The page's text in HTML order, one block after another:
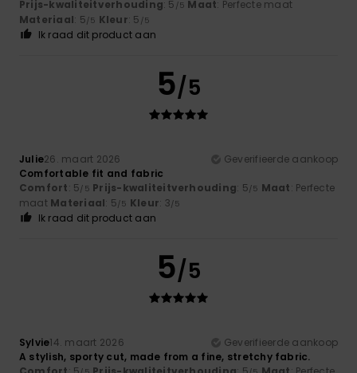
Prijs-kwaliteitverhouding: 5 /5 Maat: Perfecte maat
Materiaal: 5/5 Kleur: 5 /5
Ik raad dit product aan
5/5
Julie26. maart 2026
Geverifieerde aankoop
Comfortable fit and fabric
Comfort: 5/5 Prijs-kwaliteitverhouding: 5/5 Maat: Perfecte
maat Materiaal: 5/5 Kleur: 3/5
Ik raad dit product aan
5/5
Sylvie14. maart 2026
Geverifieerde aankoop
A stylish, sporty cut, made from a fine, stretchy fabric.